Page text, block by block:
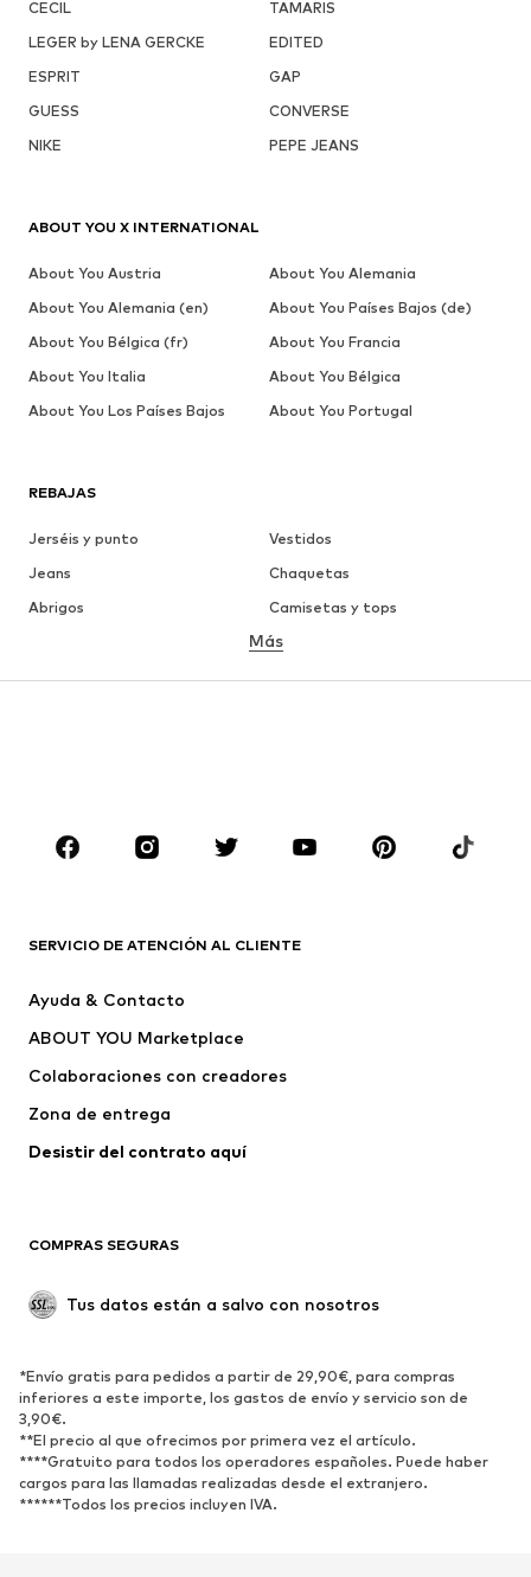
CECIL
TAMARIS
LEGER by LENA GERCKE
EDITED
ESPRIT
GAP
GUESS
CONVERSE
NIKE
PEPE JEANS
REBAJAS
Jerséis y punto
Vestidos
Jeans
Chaquetas
Abrigos
Camisetas y tops
Ropa interior
Zapatos
Deporte
Vestidos
Camisetas y tops
Chaquetas
Jerséis y punto
Ropa interior
Abrigos
Tallas grandes
Reciclado
ZAPATOS
Nuevo
Zapatillas de deporte
Botines
Zapatos de tacón y plataforma Botas
Más
SERVICIO DE ATENCIÓN AL CLIENTE
Ayuda & Contacto
ABOUT YOU Marketplace
Colaboraciones con creadores
Zona de entrega
Desistir del contrato aquí
COMPRAS SEGURAS
Tus datos están a salvo con nosotros
*Envío gratis para pedidos a partir de 29,90€, para compras
inferiores a este importe, los gastos de envío y servicio son de
3,90€.
**El precio al que ofrecimos por primera vez el artículo.
****Gratuito para todos los operadores españoles. Puede haber
cargos para las llamadas realizadas desde el extranjero.
******Todos los precios incluyen IVA.
ABOUT YOU X INTERNATIONAL
About You Austria
About You Alemania
About You Alemania (en)
About You Países Bajos (de)
About You Bélgica (fr)
About You Francia
About You Italia
About You Bélgica
About You Los Países Bajos
About You Portugal